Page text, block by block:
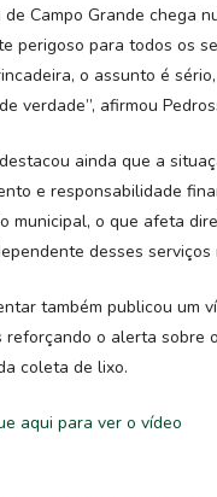
de Campo Grande chega
perigoso para todos os
o assunto é
verdade”, afirmou
ainda que a
e responsabilidade
municipal, o que afeta
desses serviços
também publicou um
reforçando o alerta sobre
coleta de lixo.
aqui para ver o vídeo